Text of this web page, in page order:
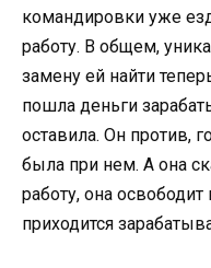
командировки уже
работу. В общем,
замену ей найти
пошла деньги
оставила. Он против,
была при нем. А она
работу, она
приходится